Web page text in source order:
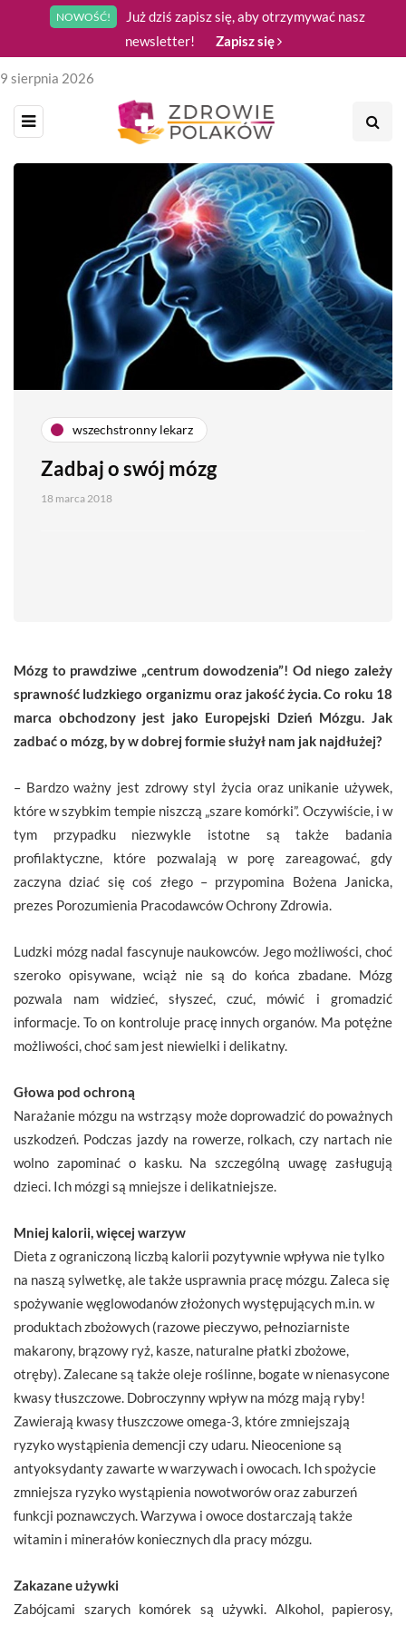
NOWOŚĆ!
Już dziś zapisz się, aby otrzymywać nasz
newsletter!
Zapisz się
9 sierpnia 2026
wszechstronny lekarz
Zadbaj o swój mózg
18 marca 2018
Mózg to prawdziwe „centrum dowodzenia”! Od niego zależy
sprawność ludzkiego organizmu oraz jakość życia. Co roku 18
marca obchodzony jest jako Europejski Dzień Mózgu.
Jak
zadbać o mózg, by w dobrej formie służył nam jak najdłużej?
– Bardzo ważny jest zdrowy styl życia oraz unikanie używek,
które w szybkim tempie niszczą „szare komórki”. Oczywiście, i w
tym przypadku niezwykle istotne są także badania
profilaktyczne, które pozwalają w porę zareagować, gdy
zaczyna dziać się coś złego – przypomina Bożena Janicka,
prezes Porozumienia Pracodawców Ochrony Zdrowia.
Ludzki mózg nadal fascynuje naukowców. Jego możliwości, choć
szeroko opisywane, wciąż nie są do końca zbadane. Mózg
pozwala nam widzieć, słyszeć, czuć, mówić i gromadzić
informacje. To on kontroluje pracę innych organów. Ma potężne
możliwości, choć sam jest niewielki i delikatny.
Głowa pod ochroną
Narażanie mózgu na wstrząsy może doprowadzić do poważnych
uszkodzeń. Podczas jazdy na rowerze, rolkach, czy nartach nie
wolno zapominać o kasku. Na szczególną uwagę zasługują
dzieci. Ich mózgi są mniejsze i delikatniejsze.
Mniej kalorii, więcej warzyw
Dieta z ograniczoną liczbą kalorii pozytywnie wpływa nie tylko
na naszą sylwetkę, ale także usprawnia pracę mózgu. Zaleca się
spożywanie węglowodanów złożonych występujących m.in. w
produktach zbożowych (razowe pieczywo, pełnoziarniste
makarony, brązowy ryż, kasze, naturalne płatki zbożowe,
otręby). Zalecane są także oleje roślinne, bogate w nienasycone
kwasy tłuszczowe. Dobroczynny wpływ na mózg mają ryby!
Zawierają kwasy tłuszczowe omega-3, które zmniejszają
ryzyko wystąpienia demencji czy udaru. Nieocenione są
antyoksydanty zawarte w warzywach i owocach. Ich spożycie
zmniejsza ryzyko wystąpienia nowotworów oraz zaburzeń
funkcji poznawczych. Warzywa i owoce dostarczają także
witamin i minerałów koniecznych dla pracy mózgu.
Zakazane używki
Zabójcami szarych komórek są używki. Alkohol, papierosy,